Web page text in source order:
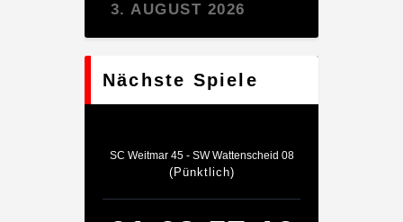
3. AUGUST 2026
Nächste Spiele
SC Weitmar 45 - SW Wattenscheid 08
(Pünktlich)